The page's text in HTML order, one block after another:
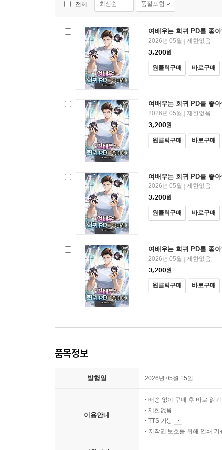
전체 최신순 품절포함
여배우는 회귀 PD를 좋
2026년 05월 | 제한없음
3,200원
원클릭구매 바로구매
여배우는 회귀 PD를 좋
2026년 05월 | 제한없음
3,200원
원클릭구매 바로구매
여배우는 회귀 PD를 좋
2026년 05월 | 제한없음
3,200원
원클릭구매 바로구매
여배우는 회귀 PD를 좋
2026년 05월 | 제한없음
3,200원
원클릭구매 바로구매
품목정보
발행일 2026년 05월 15일
이용안내
배송 없이 구매 후 바로 읽기
제한없음
TTS 가능
저작권 보호를 위해 인쇄 기